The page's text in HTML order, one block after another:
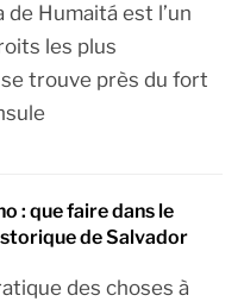
de Humaitá est l’un
les plus
trouve près du fort
: que faire dans le
de Salvador
des choses à